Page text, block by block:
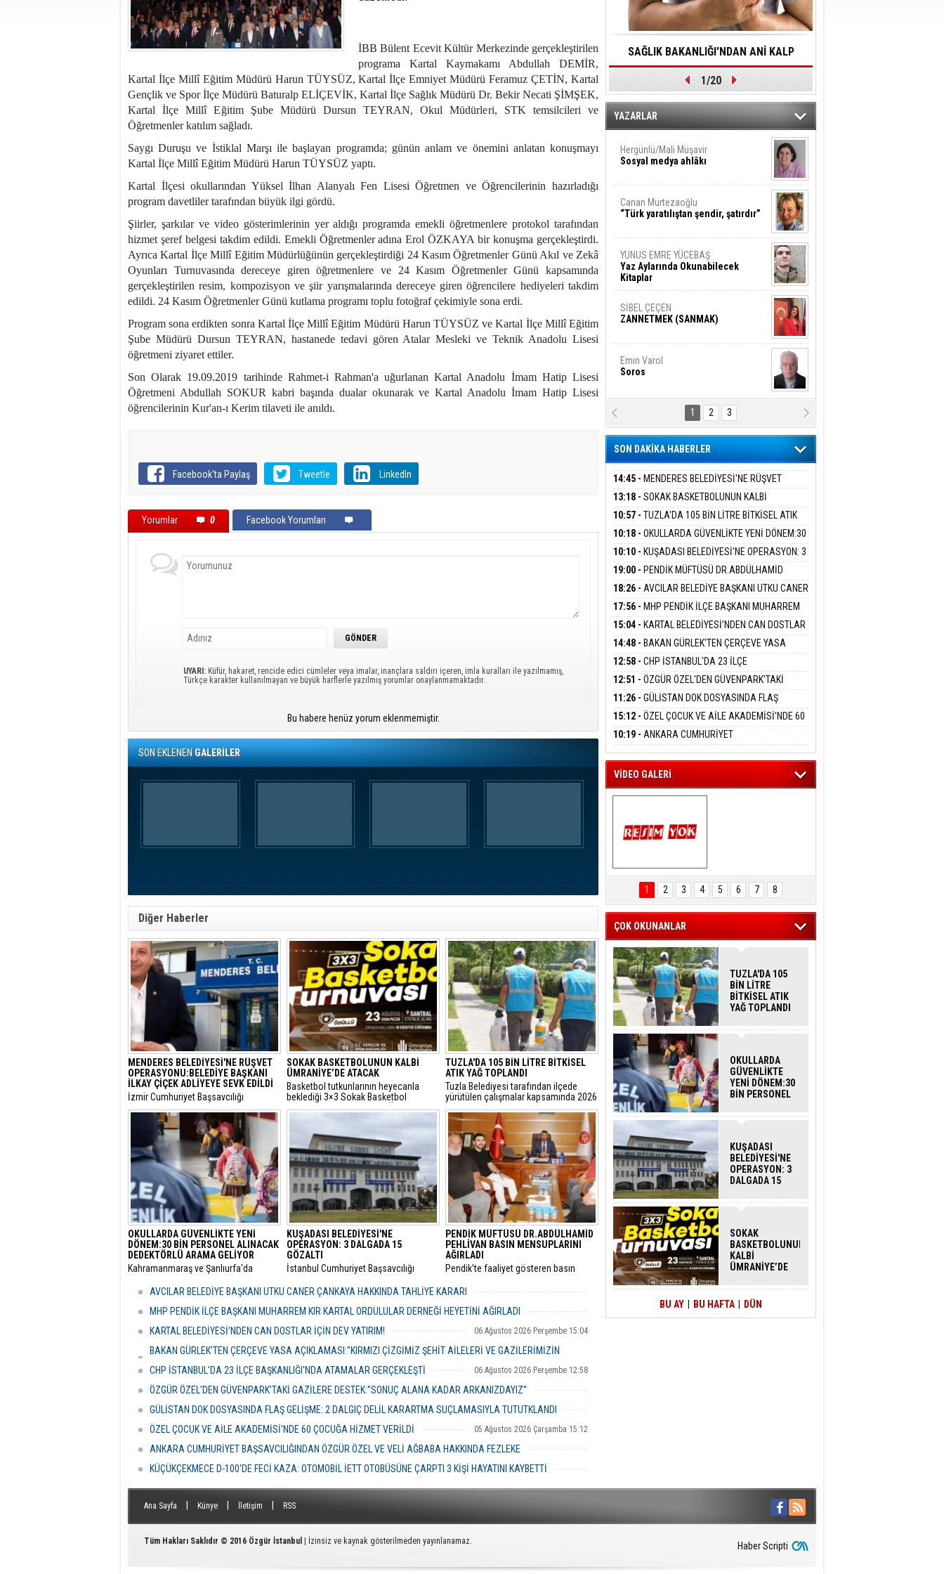
İBB Bülent Ecevit Kültür Merkezinde gerçekleştirilen
programa Kartal Kaymakamı Abdullah DEMİR,
Kartal İlçe Millî Eğitim Müdürü Harun TÜYSÜZ, Kartal İlçe Emniyet Müdürü Feramuz ÇETİN, Kartal
Gençlik ve Spor İlçe Müdürü Baturalp ELİÇEVİK, Kartal İlçe Sağlık Müdürü Dr. Bekir Necati ŞİMŞEK,
Kartal İlçe Millî Eğitim Şube Müdürü Dursun TEYRAN, Okul Müdürleri, STK temsilcileri ve
Öğretmenler katılım sağladı.
Saygı Duruşu ve İstiklal Marşı ile başlayan programda; günün anlam ve önemini anlatan konuşmayı
Kartal İlçe Millî Eğitim Müdürü Harun TÜYSÜZ yaptı.
Kartal İlçesi okullarından Yüksel İlhan Alanyalı Fen Lisesi Öğretmen ve Öğrencilerinin hazırladığı
program davetliler tarafından büyük ilgi gördü.
Şiirler, şarkılar ve video gösterimlerinin yer aldığı programda emekli öğretmenlere protokol tarafından
hizmet şeref belgesi takdim edildi. Emekli Öğretmenler adına Erol ÖZKAYA bir konuşma gerçekleştirdi.
Ayrıca Kartal İlçe Millî Eğitim Müdürlüğünün gerçekleştirdiği 24 Kasım Öğretmenler Günü Akıl ve Zekâ
Oyunları Turnuvasında dereceye giren öğretmenlere ve 24 Kasım Öğretmenler Günü kapsamında
gerçekleştirilen resim, kompozisyon ve şiir yarışmalarında dereceye giren öğrencilere hediyeleri takdim
edildi. 24 Kasım Öğretmenler Günü kutlama programı toplu fotoğraf çekimiyle sona erdi.
Program sona erdikten sonra Kartal İlçe Millî Eğitim Müdürü Harun TÜYSÜZ ve Kartal İlçe Millî Eğitim
Şube Müdürü Dursun TEYRAN, hastanede tedavi gören Atalar Mesleki ve Teknik Anadolu Lisesi
öğretmeni ziyaret ettiler.
Son Olarak 19.09.2019 tarihinde Rahmet-i Rahman'a uğurlanan Kartal Anadolu İmam Hatip Lisesi
Öğretmeni Abdullah SOKUR kabri başında dualar okunarak ve Kartal Anadolu İmam Hatip Lisesi
öğrencilerinin Kur'an-ı Kerim tilaveti ile anıldı.
Facebook'ta Paylaş Tweetle LinkedIn
Yorumlar 0 Facebook Yorumları
UYARI: Küfür, hakaret, rencide edici cümleler veya imalar, inançlara saldırı içeren, imla kuralları ile yazılmamış,
Türkçe karakter kullanılmayan ve büyük harflerle yazılmış yorumlar onaylanmamaktadır.
Bu habere henüz yorum eklenmemiştir.
SON EKLENENGALERİLER
Diğer Haberler
MENDERES BELEDİYESİ'NE RÜŞVET
OPERASYONU:BELEDİYE BAŞKANI
İLKAY ÇİÇEK ADLİYEYE SEVK EDİLDİ
​İzmir Cumhuriyet Başsavcılığı
tarafından yürütülen 'rüşvet' ve 'irtikap'
soruşturması kapsamında gözaltına
alınan Menderes Belediye Başkanı İlkay
Çiçek’in de aralarında bulunduğu 16
şüpheli adliyeye sevk edildi.
SOKAK BASKETBOLUNUN KALBİ
ÜMRANİYE’DE ATACAK
Basketbol tutkunlarının heyecanla
beklediği 3×3 Sokak Basketbol
Turnuvası, bu yıl 7’nci kez Ümraniye
TUZLA'DA 105 BİN LİTRE BİTKİSEL
ATIK YAĞ TOPLANDI
Tuzla Belediyesi tarafından ilçede
yürütülen çalışmalar kapsamında 2026
yılında 105 bin litre bitkisel atık yağ
toplandı.
OKULLARDA GÜVENLİKTE YENİ
DÖNEM:30 BİN PERSONEL ALINACAK
DEDEKTÖRLÜ ARAMA GELİYOR
​Kahramanmaraş ve Şanlıurfa'da
ardından eğitim kurumlarındaki
güvenlik önlemleri baştan aşağı
yenileniyor.
KUŞADASI BELEDİYESİ'NE
OPERASYON: 3 DALGADA 15
GÖZALTI
​İstanbul Cumhuriyet Başsavcılığı
"rüşvet" ve "irtikap" soruşturmasında
Kuşadası Belediyesi’ne yönelik üçüncü
dalga operasyonu düzenlendi.
PENDİK MÜFTÜSÜ DR.ABDÜLHAMİD
PEHLİVAN BASIN MENSUPLARINI
AĞIRLADI
​Pendik’te faaliyet gösteren basın
görevine başlayan Dr. Abdulhamid
yeni görevi için tebriklerini iletti.
AVCILAR BELEDİYE BAŞKANI UTKU CANER ÇANKAYA HAKKINDA TAHLİYE KARARI
06 Ağustos 2026 Perşembe 18:26
MHP PENDİK İLÇE BAŞKANI MUHARREM KIR KARTAL ORDULULAR DERNEĞİ HEYETİNİ AĞIRLADI
06 Ağustos 2026 Perşembe 17:56
KARTAL BELEDİYESİ’NDEN CAN DOSTLAR İÇİN DEV YATIRIM! 06 Ağustos 2026 Perşembe 15:04
BAKAN GÜRLEK'TEN ÇERÇEVE YASA AÇIKLAMASI:''KIRMIZI ÇİZGİMİZ ŞEHİT AİLELERİ VE GAZİLERİMİZİN
HASSASİYETİDİR''
CHP İSTANBUL'DA 23 İLÇE BAŞKANLIĞI'NDA ATAMALAR GERÇEKLEŞTİ 06 Ağustos 2026 Perşembe 12:58
ÖZGÜR ÖZEL'DEN GÜVENPARK'TAKİ GAZİLERE DESTEK:''SONUÇ ALANA KADAR ARKANIZDAYIZ''
06 Ağustos 2026 Perşembe 12:51
GÜLİSTAN DOK DOSYASINDA FLAŞ GELİŞME: 2 DALGIÇ DELİL KARARTMA SUÇLAMASIYLA TUTUTKLANDI
06 Ağustos 2026 Perşembe 11:26
ÖZEL ÇOCUK VE AİLE AKADEMİSİ'NDE 60 ÇOCUĞA HİZMET VERİLDİ 05 Ağustos 2026 Çarşamba 15:12
ANKARA CUMHURİYET BAŞSAVCILIĞINDAN ÖZGÜR ÖZEL VE VELİ AĞBABA HAKKINDA FEZLEKE
05 Ağustos 2026 Çarşamba 10:19
KÜÇÜKÇEKMECE D-100'DE FECİ KAZA: OTOMOBİL İETT OTOBÜSÜNE ÇARPTI 3 KİŞİ HAYATINI KAYBETTİ
SAĞLIK BAKANLIĞI'NDAN ANİ KALP
DURMALARINA HIZLI MÜDAHALE
EDİLMESİNE YÖNELİK ÖNLENMESİ İÇİN
ÖNEMLİ ADIM
1/20
YAZARLAR
Hergünlü/Mali Müşavir
Sosyal medya ahlâkı
Canan Murtezaoğlu
“Türk yaratılıştan şendir, şatırdır”
YUNUS EMRE YÜCEBAŞ
Yaz Aylarında Okunabilecek
Kitaplar
SİBEL ÇEÇEN
ZANNETMEK (SANMAK)
Emin Varol
Soros
Karanlık DNA Kuşaklararası
Şiddetin Biyolojik Faturası
Şiyar Adıyaman
Ben Bu Sahaya Sığmazam
Hasan Ali Çölük
Bir Satırın İçindeki İnsan
Ezgi Kılıç
SİVAS: ATEŞE ATILAN VİCDAN
BARIŞ BAŞARSLAN
ADANMAK
Meltem Kaynas
AFFETMEYECEĞİM!
1 2 3
SON DAKİKA HABERLER
14:45 - MENDERES BELEDİYESİ'NE RÜŞVET
OPERASYONU:BELEDİYE BAŞKANI İLKAY ÇİÇEK
ADLİYEYE SEVK EDİLDİ
13:18 - SOKAK BASKETBOLUNUN KALBİ
ÜMRANİYE’DE ATACAK
10:57 - TUZLA'DA 105 BİN LİTRE BİTKİSEL ATIK
YAĞ TOPLANDI
10:18 - OKULLARDA GÜVENLİKTE YENİ DÖNEM:30
BİN PERSONEL ALINACAK DEDEKTÖRLÜ ARAMA
GELİYOR
10:10 - KUŞADASI BELEDİYESİ'NE OPERASYON: 3
DALGADA 15 GÖZALTI
19:00 - PENDİK MÜFTÜSÜ DR.ABDÜLHAMİD
PEHLİVAN BASIN MENSUPLARINI AĞIRLADI
18:26 - AVCILAR BELEDİYE BAŞKANI UTKU CANER
ÇANKAYA HAKKINDA TAHLİYE KARARI
17:56 - MHP PENDİK İLÇE BAŞKANI MUHARREM
KIR KARTAL ORDULULAR DERNEĞİ HEYETİNİ
AĞIRLADI
15:04 - KARTAL BELEDİYESİ’NDEN CAN DOSTLAR
İÇİN DEV YATIRIM!
14:48 - BAKAN GÜRLEK'TEN ÇERÇEVE YASA
AÇIKLAMASI:''KIRMIZI ÇİZGİMİZ ŞEHİT AİLELERİ
VE GAZİLERİMİZİN HASSASİYETİDİR''
12:58 - CHP İSTANBUL'DA 23 İLÇE
BAŞKANLIĞI'NDA ATAMALAR GERÇEKLEŞTİ
12:51 - ÖZGÜR ÖZEL'DEN GÜVENPARK'TAKİ
GAZİLERE DESTEK:''SONUÇ ALANA KADAR
ARKANIZDAYIZ''
11:26 - GÜLİSTAN DOK DOSYASINDA FLAŞ
GELİŞME: 2 DALGIÇ DELİL KARARTMA
SUÇLAMASIYLA TUTUTKLANDI
15:12 - ÖZEL ÇOCUK VE AİLE AKADEMİSİ'NDE 60
ÇOCUĞA HİZMET VERİLDİ
10:19 - ANKARA CUMHURİYET
BAŞSAVCILIĞINDAN ÖZGÜR ÖZEL VE VELİ
AĞBABA HAKKINDA FEZLEKE
VİDEO GALERİ
KARTAL ENGELSİZ
YAŞAM FESTİVALİ
KONSERİ
İZLEYİCİLERİ MEST
1 2 3 4 5 6 7 8
ÇOK OKUNANLAR
TUZLA'DA 105
BİN LİTRE
BİTKİSEL ATIK
YAĞ TOPLANDI
OKULLARDA
GÜVENLİKTE
YENİ DÖNEM:30
BİN PERSONEL
DEDEKTÖRLÜ
KUŞADASI
BELEDİYESİ'NE
OPERASYON: 3
DALGADA 15
SOKAK
BASKETBOLUNUN
KALBİ
ÜMRANİYE’DE
BU AY BU HAFTA DÜN
Ana Sayfa Künye İletişim RSS
Tüm Hakları Saklıdır © 2016 Özgür İstanbul | İzinsiz ve kaynak gösterilmeden yayınlanamaz. Haber Scripti